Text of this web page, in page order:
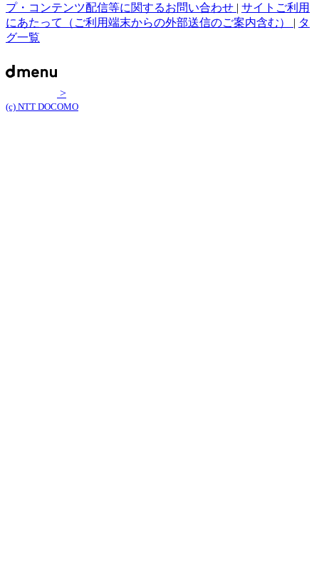
プ・コンテンツ配信等に関するお問い合わせ | サイトご利用
にあたって（ご利用端末からの外部送信のご案内含む） | タ
グ一覧
>
(c) NTT DOCOMO